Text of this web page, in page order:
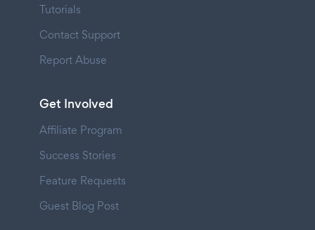
Tutorials
Contact Support
Report Abuse
Get Involved
Affiliate Program
Success Stories
Feature Requests
Guest Blog Post